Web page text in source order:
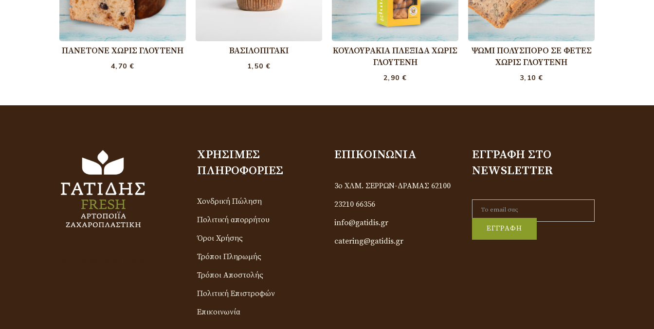
ΠΑΝΕΤΌΝΕ ΧΩΡΊΣ ΓΛΟΥΤΈΝΗ
4,70€
ΒΑΣΙΛΟΠΙΤΆΚΙ
1,50€
ΚΟΥΛΟΥΡΆΚΙΑ ΠΛΕΞΊΔΑ ΧΩΡΊΣ
ΓΛΟΥΤΈΝΗ
2,90€
ΨΩΜΊ ΠΟΛΎΣΠΟΡΟ ΣΕ ΦΈΤΕΣ
ΧΩΡΊΣ ΓΛΟΥΤΈΝΗ
3,10€
ΧΡΉΣΙΜΕΣ
ΠΛΗΡΟΦΟΡΊΕΣ
Χονδρική Πώληση
Πολιτική απορρήτου
Όροι Χρήσης
Τρόποι Πληρωμής
Τρόποι Αποστολής
Πολιτική Επιστροφών
Επικοινωνία
ΕΠΙΚΟΙΝΩΝΊΑ
3ο ΧΛΜ. ΣΕΡΡΩΝ-ΔΡΑΜΑΣ 62100
23210 66356
info@gatidis.gr
catering@gatidis.gr
ΕΓΓΡΑΦΉ ΣΤΟ
NEWSLETTER
ΕΓΓΡΑΦΗ